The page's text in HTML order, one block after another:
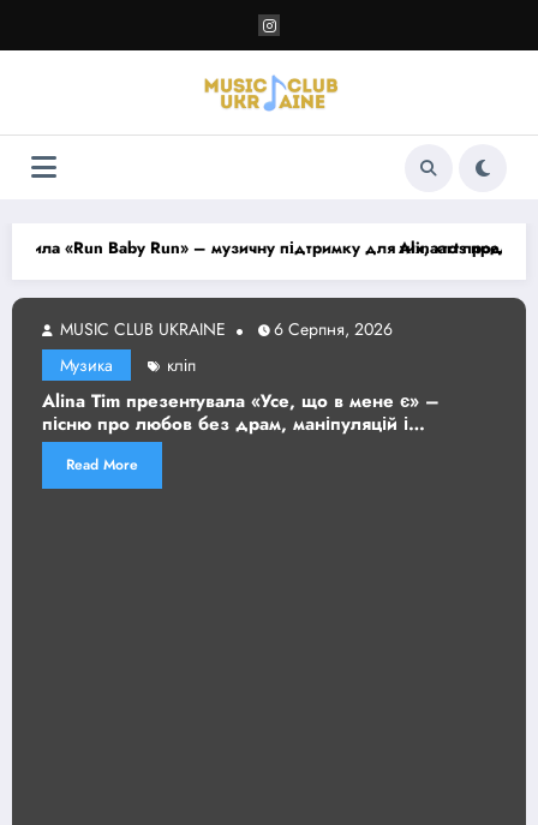
контенту
«Run Baby Run» – музичну підтримку для тих, хто продовжує
Alinaarts
кліп
«Усе, що в мене є» –
любов без драм, маніпуляцій і
UKRAINE
6 Серпня, 2026